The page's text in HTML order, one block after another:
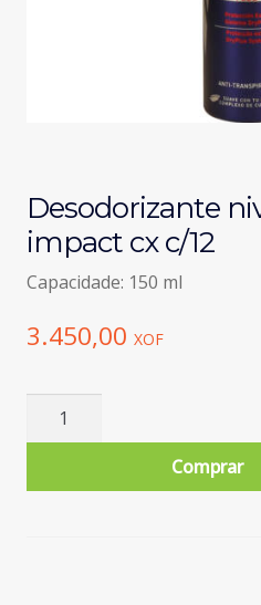
Desodorizante
impact cx c/12
Capacidade: 150 ml
3.450,00 XOF
Quantidade
nivea
Comprar